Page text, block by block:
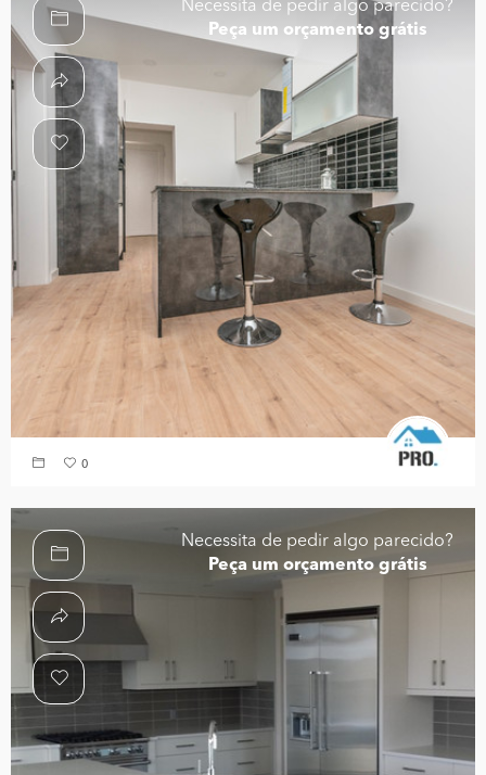
Necessita de pedir algo parecido?
Peça um orçamento grátis
0
Necessita de pedir algo parecido?
Peça um orçamento grátis